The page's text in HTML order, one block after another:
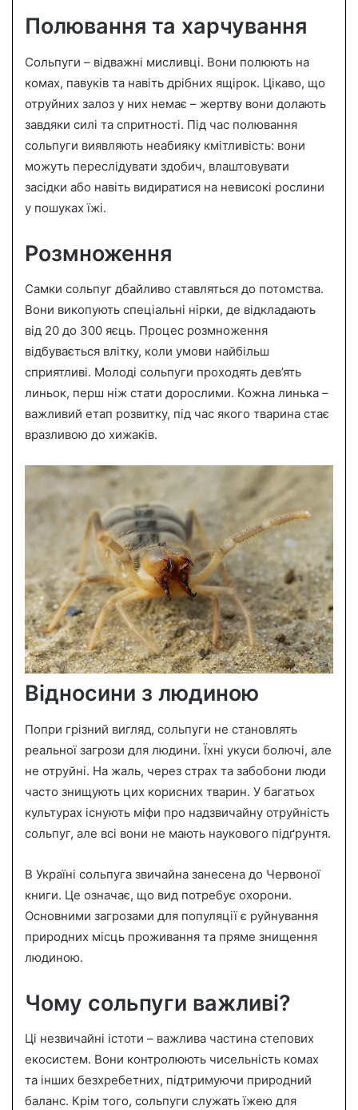
Полювання та харчування
Сольпуги – відважні мисливці. Вони полюють на
комах, павуків та навіть дрібних ящірок. Цікаво, що
отруйних залоз у них немає – жертву вони долають
завдяки силі та спритності. Під час полювання
сольпуги виявляють неабияку кмітливість: вони
можуть переслідувати здобич, влаштовувати
засідки або навіть видиратися на невисокі рослини
у пошуках їжі.
Розмноження
Самки сольпуг дбайливо ставляться до потомства.
Вони викопують спеціальні нірки, де відкладають
від 20 до 300 яєць. Процес розмноження
відбувається влітку, коли умови найбільш
сприятливі. Молоді сольпуги проходять дев’ять
линьок, перш ніж стати дорослими. Кожна линька –
важливий етап розвитку, під час якого тварина стає
вразливою до хижаків.
Відносини з людиною
Попри грізний вигляд, сольпуги не становлять
реальної загрози для людини. Їхні укуси болючі, але
не отруйні. На жаль, через страх та забобони люди
часто знищують цих корисних тварин. У багатьох
культурах існують міфи про надзвичайну отруйність
сольпуг, але всі вони не мають наукового підґрунтя.
В Україні сольпуга звичайна занесена до Червоної
книги. Це означає, що вид потребує охорони.
Основними загрозами для популяції є руйнування
природних місць проживання та пряме знищення
людиною.
Чому сольпуги важливі?
Ці незвичайні істоти – важлива частина степових
екосистем. Вони контролюють чисельність комах
та інших безхребетних, підтримуючи природний
баланс. Крім того, сольпуги служать їжею для